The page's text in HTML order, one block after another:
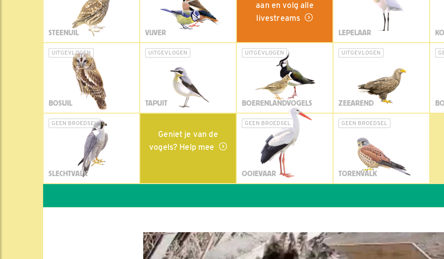
STEENUIL VIJVER
aan en volg alle
livestreams
LEPELAAR
UITGEVLOGEN
BOSUIL
UITGEVLOGEN
TAPUIT
UITGEVLOGEN
BOERENLANDVOGELS
UITGEVLOGEN
ZEEAREND
GEEN BROEDSEL
SLECHTVALK
Geniet je van de
vogels? Help mee
GEEN BROEDSEL
OOIEVAAR
GEEN BROEDSEL
TORENVALK